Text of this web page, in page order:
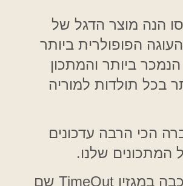
הנה מוצר הדגל של
הפופולרית ביותר
ביותר והמתכון
בכל תולדות למוריה
הכי הרבה עדכונים
המתכונים שלנו.
היא אפילו כיכבה במגזין TimeOut שם